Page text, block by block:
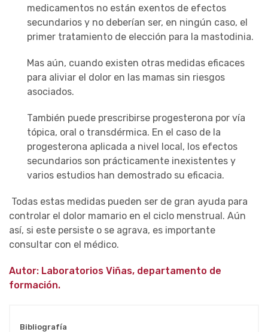
medicamentos no están exentos de efectos
secundarios y no deberían ser, en ningún caso, el
primer tratamiento de elección para la mastodinia.
Mas aún, cuando existen otras medidas eficaces
para aliviar el dolor en las mamas sin riesgos
asociados.
También puede prescribirse progesterona por vía
tópica, oral o transdérmica. En el caso de la
progesterona aplicada a nivel local, los efectos
secundarios son prácticamente inexistentes y
varios estudios han demostrado su eficacia.
Todas estas medidas pueden ser de gran ayuda para
controlar el dolor mamario en el ciclo menstrual. Aún
así, si este persiste o se agrava, es importante
consultar con el médico.
Autor: Laboratorios Viñas, departamento de
formación.
Bibliografía